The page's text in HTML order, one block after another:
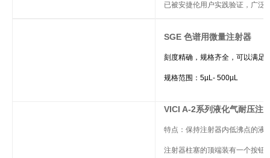
已被安捷伦用户实践验证，广泛
SGE 色谱用微量注射器
刻度精确，规格齐全，可以满足
规格范围：5µL- 500µL
VICI A-2系列液化气耐压注
特点：保持注射器内低沸点的液
注射器柱塞的顶端装有一个按钮